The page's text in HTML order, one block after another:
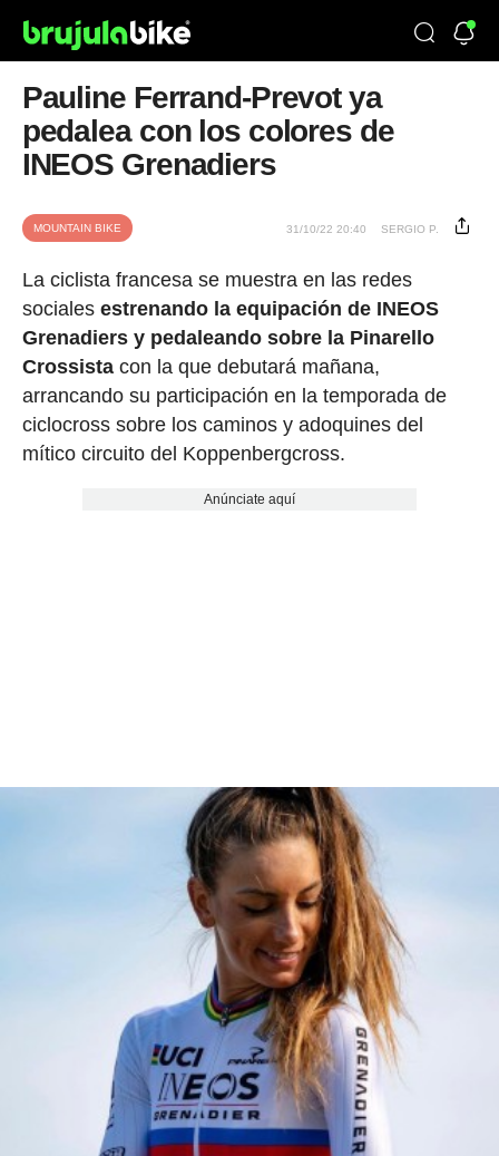
Pauline Ferrand-Prevot ya
pedalea con los colores de
INEOS Grenadiers
MOUNTAIN BIKE 31/10/22 20:40 SERGIO P.
La ciclista francesa se muestra en las redes
sociales estrenando la equipación de INEOS
Grenadiers y pedaleando sobre la Pinarello
Crossistacon la que debutará mañana,
arrancando su participación en la temporada de
ciclocross sobre los caminos y adoquines del
mítico circuito del Koppenbergcross.
Anúnciate aquí